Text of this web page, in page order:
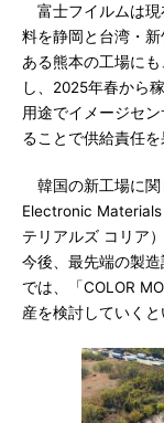
富士フイルムは現
料を静岡と台湾・
ある熊本の工場に
し、2025年春から
用途でイメージセ
ることで供給責任を
韓国の新工場に関
Electronic
テリアルズ コリア
今後、最先端の製
では、「COLOR
産を検討していくと